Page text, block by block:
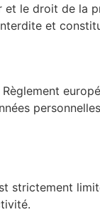
le droit de la
et